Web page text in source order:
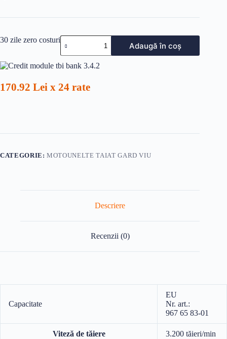
Cantitate
MOTOUNEALTA
GARD
VIU
Adaugă în coș
30 zile zero costuri
170.92 Lei x 24 rate
CATEGORIE:MOTOUNELTE TAIAT GARD VIU
Descriere
Recenzii (0)
Capacitate
EU
Nr. art.:
967 65 83‑01
Viteză de tăiere 3.200 tăieri/min